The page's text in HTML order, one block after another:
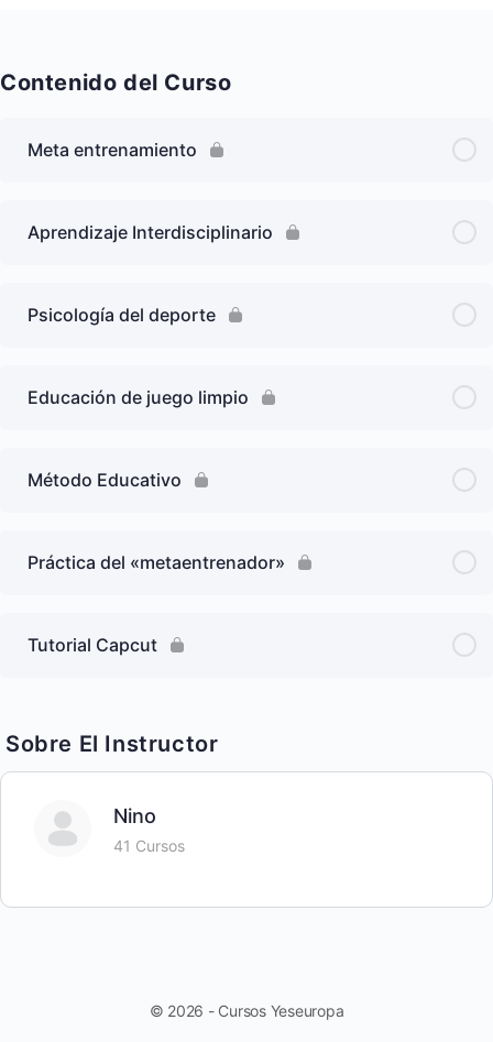
Contenido del Curso
Meta entrenamiento
Aprendizaje Interdisciplinario
Psicología del deporte
Educación de juego limpio
Método Educativo
Práctica del «metaentrenador»
Tutorial Capcut
Sobre El Instructor
Nino
41 Cursos
© 2026 - Cursos Yeseuropa